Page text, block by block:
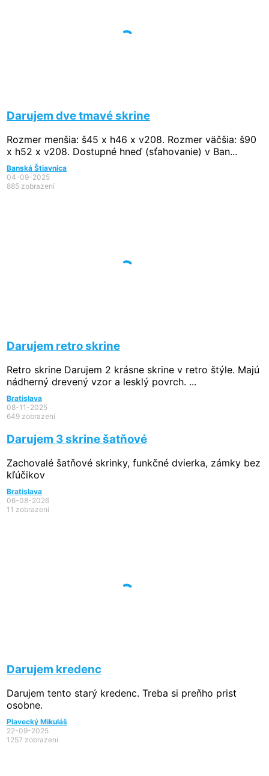
Darujem dve tmavé skrine
Rozmer menšia: š45 x h46 x v208. Rozmer väčšia: š90
x h52 x v208. Dostupné hneď (sťahovanie) v Ban...
Banská Štiavnica
04-09-2025
885 zobrazení
Darujem retro skrine
Retro skrine Darujem 2 krásne skrine v retro štýle. Majú
nádherný drevený vzor a lesklý povrch. ...
Bratislava
08-11-2025
649 zobrazení
Darujem 3 skrine šatňové
Zachovalé šatňové skrinky, funkčné dvierka, zámky bez
kľúčikov
Bratislava
06-08-2026
11 zobrazení
Darujem kredenc
Darujem tento starý kredenc. Treba si preňho prist
osobne.
Plavecký Mikuláš
22-09-2025
1257 zobrazení